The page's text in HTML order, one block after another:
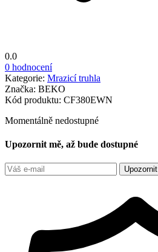
0.0
0 hodnocení
Kategorie: Mrazicí truhla
Značka: BEKO
Kód produktu: CF380EWN
Momentálně nedostupné
Upozornit mě, až bude dostupné
Upozornit